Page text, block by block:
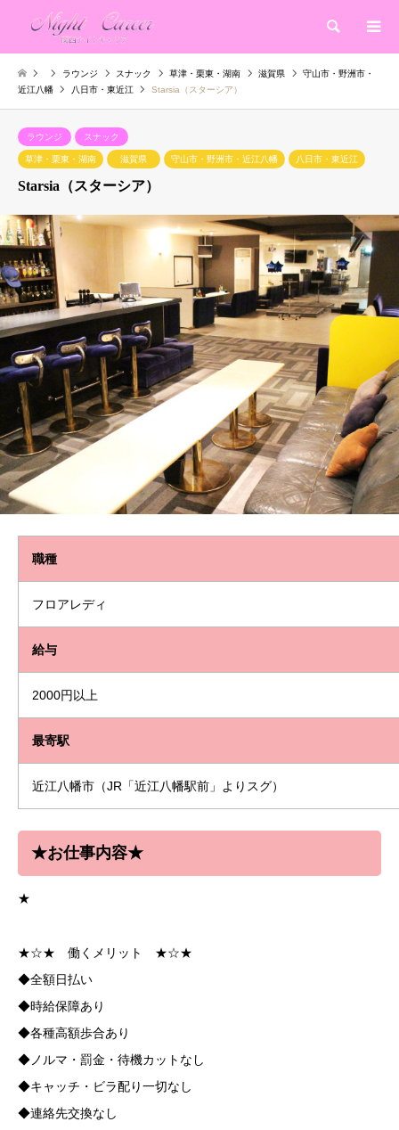
検索
ラウンジ スナック 草津・栗東・湖南 滋賀県
守山市・野洲市・
近江八幡
八日市・東近江 Starsia（スターシア）
ラウンジ スナック
草津・栗東・湖南 滋賀県 守山市・野洲市・近江八幡 八日市・東近江
Starsia（スターシア）
職種
フロアレディ
給与
2000円以上
最寄駅
近江八幡市（JR「近江八幡駅前」よりスグ）
★お仕事内容★
★
★☆★ 働くメリット ★☆★
◆全額日払い
◆時給保障あり
◆各種高額歩合あり
◆ノルマ・罰金・待機カットなし
◆キャッチ・ビラ配り一切なし
◆連絡先交換なし